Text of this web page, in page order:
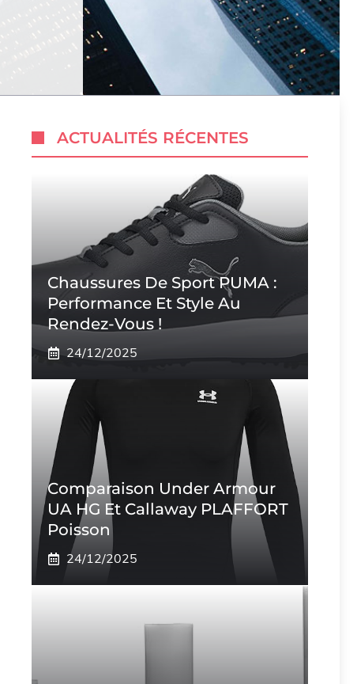
ACTUALITÉS RÉCENTES
Chaussures De Sport PUMA :
Performance Et Style Au
Rendez-Vous !
24/12/2025
Comparaison Under Armour
UA HG Et Callaway PLAFFORT
Poisson
24/12/2025